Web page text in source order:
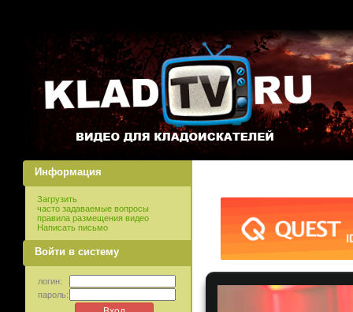
Информация
Загрузить
часто задаваемые вопросы
правила размещения видео
Написать письмо
Войти в систему
логин:
пароль: